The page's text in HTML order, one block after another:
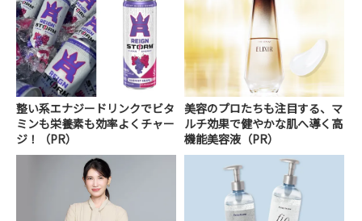
整い系エナジードリンクでビタ
ミンも栄養素も効率よくチャー
ジ！（PR）
美容のプロたちも注目する、マ
ルチ効果で健やかな肌へ導く高
機能美容液（PR）